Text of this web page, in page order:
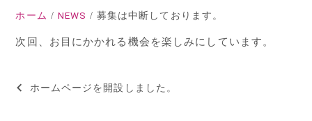
ホーム NEWS 募集は中断しております。
次回、お目にかかれる機会を楽しみにしています。
投ホームページを開設しました。